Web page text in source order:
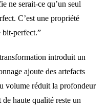
ne serait-ce qu’un seul
C’est une propriété
bit-perfect.”
introduit un
ajoute des artefacts
volume réduit la profondeur
haute qualité reste un